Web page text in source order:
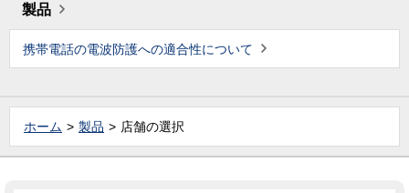
製品
携帯電話の電波防護への適合性について
ホーム 製品 店舗の選択